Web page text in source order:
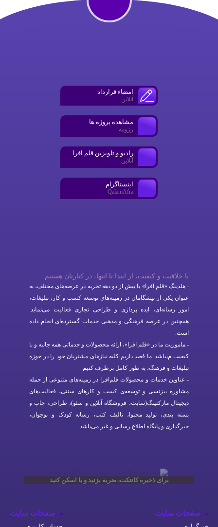
امضاء قرارداد
آنلاین
مشاهده پروژه ها
رادیو و تلویزین قلم افرا
اینستاگرام
QalamAfra
با خلاقیت و کیفیت، از ابتدا تا انتها، در کنارتان هستیم.​
- هلدینگ «قلم افرا» با بیش از دو دهه تجربه در عرصه‌های مختلف، به
عنوان یکی از پیشگامان در زمینه‌های توسعه کسب و کار، تبلیغات،
امور رسانه‌ای، ایده پردازی و طراحی تجاری فعالیت می‌نماید.
همچنین در عرصه فرهنگی و مذهبی خدمات گسترده‌ای انجام داده
- ماموریت ما در «قلم افرا»، ارائه محصولات و خدماتی همه جانبه و با
کیفیت م‌یباشد. ما قصد داریم کلیه نیازهای مشتریان خود را در حوزه
تبلیغات و فرهنگ، به طور کامل برطرف کنیم.
- عناوین خدمات و محصولات قلم‌افرا در زمینه‌های متنوعی از جمله
مشاوره بیزنسی و توسعه‌ی کسب و کارهای سنتی، فعالیت‌های
دیجیتال مارکتینگ(سایت، فروشگاه آنلاین و سئو)، طراحی، چاپ و
بسته بندی، تولید محتوا، تالیف کتب، رسانه کودک و نوجوان،
خبرگذاری و پایگاه اطلاع رسانی و غیر می‌باشد.
برای ذخیره کانتکت، ضربه بزنید و یا اسکن کنید
سایت صفحات سایت